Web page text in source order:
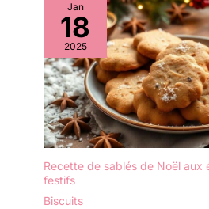
Jan
18
2025
Recette de sablés de Noël aux
festifs
Biscuits